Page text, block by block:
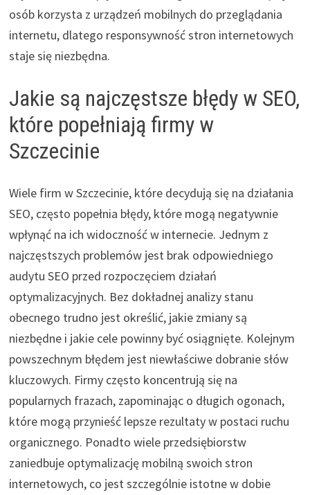
osób korzysta z urządzeń mobilnych do przeglądania
internetu, dlatego responsywność stron internetowych
staje się niezbędna.
Jakie są najczęstsze błędy w SEO,
które popełniają firmy w
Szczecinie
Wiele firm w Szczecinie, które decydują się na działania
SEO, często popełnia błędy, które mogą negatywnie
wpłynąć na ich widoczność w internecie. Jednym z
najczęstszych problemów jest brak odpowiedniego
audytu SEO przed rozpoczęciem działań
optymalizacyjnych. Bez dokładnej analizy stanu
obecnego trudno jest określić, jakie zmiany są
niezbędne i jakie cele powinny być osiągnięte. Kolejnym
powszechnym błędem jest niewłaściwe dobranie słów
kluczowych. Firmy często koncentrują się na
popularnych frazach, zapominając o długich ogonach,
które mogą przynieść lepsze rezultaty w postaci ruchu
organicznego. Ponadto wiele przedsiębiorstw
zaniedbuje optymalizację mobilną swoich stron
internetowych, co jest szczególnie istotne w dobie